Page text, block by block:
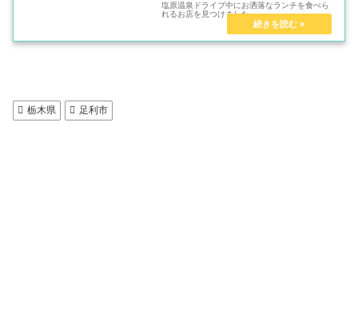
塩原温泉ドライブ中にお洒落なランチを食べら
れるお店を見つけました。
栃木県 足利市